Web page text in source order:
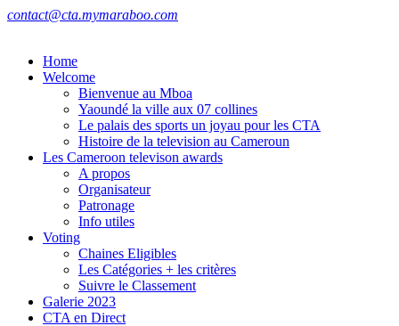
contact@cta.mymaraboo.com
Home
Welcome
Bienvenue au Mboa
Yaoundé la ville aux 07 collines
Le palais des sports un joyau pour les CTA
Histoire de la television au Cameroun
Les Cameroon televison awards
A propos
Organisateur
Patronage
Info utiles
Voting
Chaines Eligibles
Les Catégories + les critères
Suivre le Classement
Galerie 2023
CTA en Direct